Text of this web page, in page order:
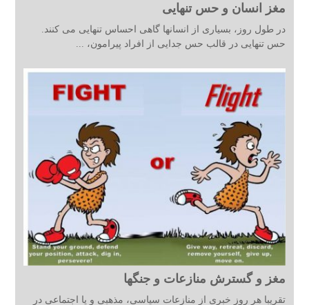
مغز انسان و حس تنهایی
در طول روز، بسیاری از انسانها گاهی احساس تنهایی می کنند.
حس تنهایی در قالب حس جدایی از افراد پیرامون، ...
مغز و گسترش منازعات و جنگها
تقریبا هر روز خبری از منازعات سیاسی، مذهبی و یا اجتماعی در